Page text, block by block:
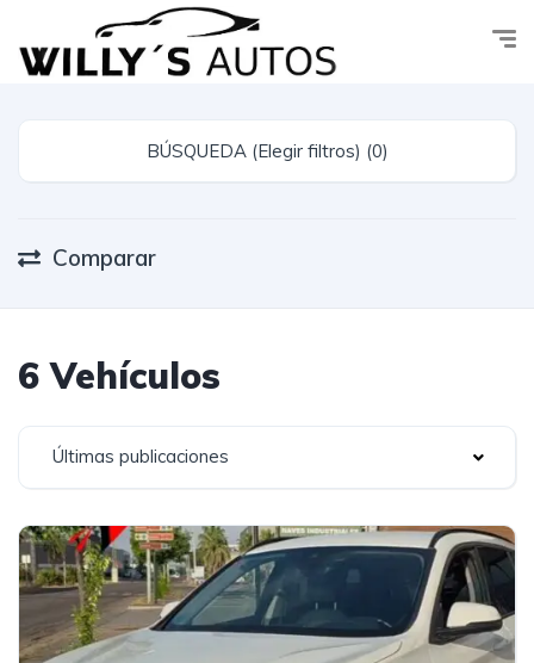
BÚSQUEDA (Elegir filtros) (0)
Comparar
6 Vehículos
Últimas publicaciones